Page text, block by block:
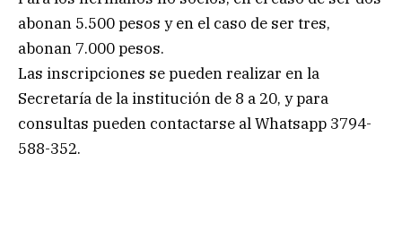
abonan 5.500 pesos y en el caso de ser tres,
abonan 7.000 pesos.
Las inscripciones se pueden realizar en la
Secretaría de la institución de 8 a 20, y para
consultas pueden contactarse al Whatsapp 3794-
588-352.